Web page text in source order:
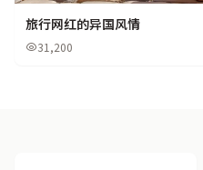
旅行网红的异国风情
31,200